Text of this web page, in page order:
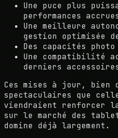
Une puce plus
performances
Une meilleure
gestion optimisée
Des capacités
Une compatibilité
derniers
Ces mises à jour, bien
spectaculaires que
viendraient renforcer
sur le marché des
domine déjà largement.